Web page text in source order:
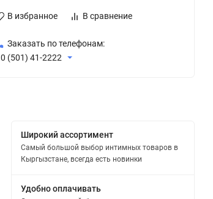
В избранное В сравнение
Заказать по телефонам:
0 (501) 41-2222
Широкий ассортимент
Самый большой выбор интимных товаров в
Кыргызстане, всегда есть новинки
Удобно оплачивать